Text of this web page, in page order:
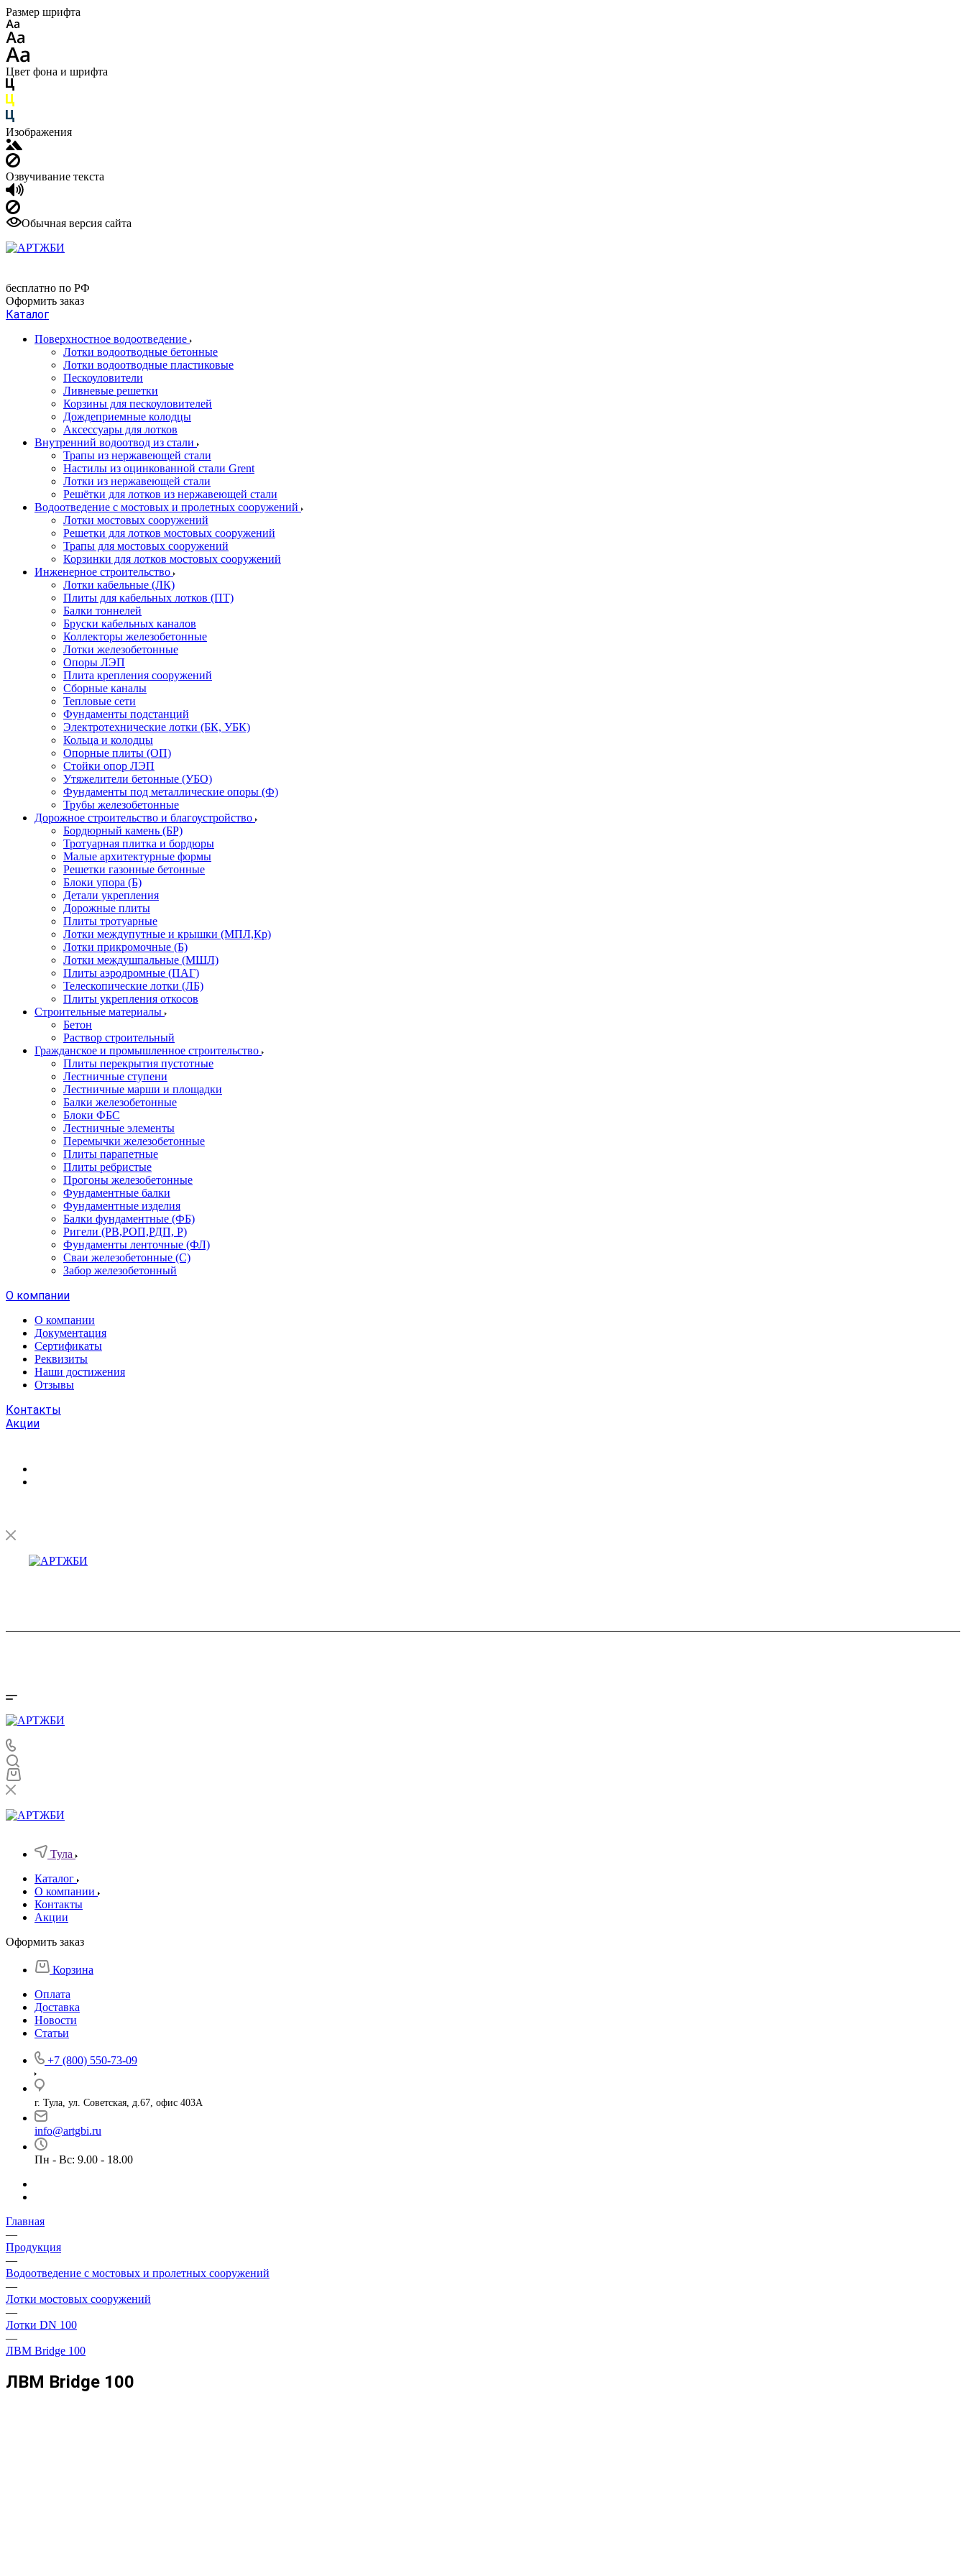
Размер шрифта
Цвет фона и шрифта
Изображения
Озвучивание текста
Обычная версия сайта
бесплатно по РФ
Оформить заказ
Каталог
Поверхностное водоотведение
Лотки водоотводные бетонные
Лотки водоотводные пластиковые
Пескоуловители
Ливневые решетки
Корзины для пескоуловителей
Дождеприемные колодцы
Аксессуары для лотков
Внутренний водоотвод из стали
Трапы из нержавеющей стали
Настилы из оцинкованной стали Grent
Лотки из нержавеющей стали
Решётки для лотков из нержавеющей стали
Водоотведение с мостовых и пролетных сооружений
Лотки мостовых сооружений
Решетки для лотков мостовых сооружений
Трапы для мостовых сооружений
Корзинки для лотков мостовых сооружений
Инженерное строительство
Лотки кабельные (ЛК)
Плиты для кабельных лотков (ПТ)
Балки тоннелей
Бруски кабельных каналов
Коллекторы железобетонные
Лотки железобетонные
Опоры ЛЭП
Плита крепления сооружений
Сборные каналы
Тепловые сети
Фундаменты подстанций
Электротехнические лотки (БК, УБК)
Кольца и колодцы
Опорные плиты (ОП)
Стойки опор ЛЭП
Утяжелители бетонные (УБО)
Фундаменты под металлические опоры (Ф)
Трубы железобетонные
Дорожное строительство и благоустройство
Бордюрный камень (БР)
Тротуарная плитка и бордюры
Малые архитектурные формы
Решетки газонные бетонные
Блоки упора (Б)
Детали укрепления
Дорожные плиты
Плиты тротуарные
Лотки междупутные и крышки (МПЛ,Кр)
Лотки прикромочные (Б)
Лотки междушпальные (МШЛ)
Плиты аэродромные (ПАГ)
Телескопические лотки (ЛБ)
Плиты укрепления откосов
Строительные материалы
Бетон
Раствор строительный
Гражданское и промышленное строительство
Плиты перекрытия пустотные
Лестничные ступени
Лестничные марши и площадки
Балки железобетонные
Блоки ФБС
Лестничные элементы
Перемычки железобетонные
Плиты парапетные
Плиты ребристые
Прогоны железобетонные
Фундаментные балки
Фундаментные изделия
Балки фундаментные (ФБ)
Ригели (РВ,РОП,РДП, Р)
Фундаменты ленточные (ФЛ)
Сваи железобетонные (С)
Забор железобетонный
О компании
О компании
Документация
Сертификаты
Реквизиты
Наши достижения
Отзывы
Контакты
Акции
Тула
Каталог
О компании
Контакты
Акции
Оформить заказ
Корзина
Оплата
Доставка
Новости
Статьи
+7 (800) 550-73-09
г. Тула, ул. Советская, д.67, офис 403А
info@artgbi.ru
Пн - Вс: 9.00 - 18.00
Главная
—
Продукция
—
Водоотведение с мостовых и пролетных сооружений
—
Лотки мостовых сооружений
—
Лотки DN 100
—
ЛВМ Bridge 100
ЛВМ Bridge 100